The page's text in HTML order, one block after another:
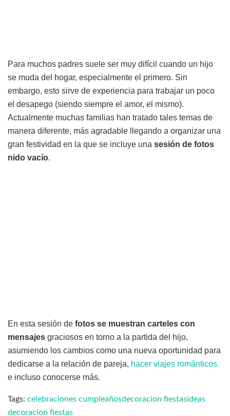
Para muchos padres suele ser muy difícil cuando un hijo
se muda del hogar, especialmente el primero. Sin
embargo, esto sirve de experiencia para trabajar un poco
el desapego (siendo siempre el amor, el mismo).
Actualmente muchas familias han tratado tales temas de
manera diferente, más agradable llegando a organizar una
gran festividad en la que se incluye una sesión de fotos
nido vacío.
En esta sesión de fotos se muestran carteles con
mensajes graciosos en torno a la partida del hijo,
asumiendo los cambios como una nueva oportunidad para
dedicarse a la relación de pareja, hacer viajes románticos
e incluso conocerse más.
Tags: celebraciones cumpleañosdecoracion fiestasideas
decoracion fiestas